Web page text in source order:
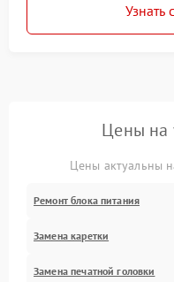
Узнать
Цены на
Цены актуальны
Ремонт блока питания
Замена каретки
Замена печатной головки